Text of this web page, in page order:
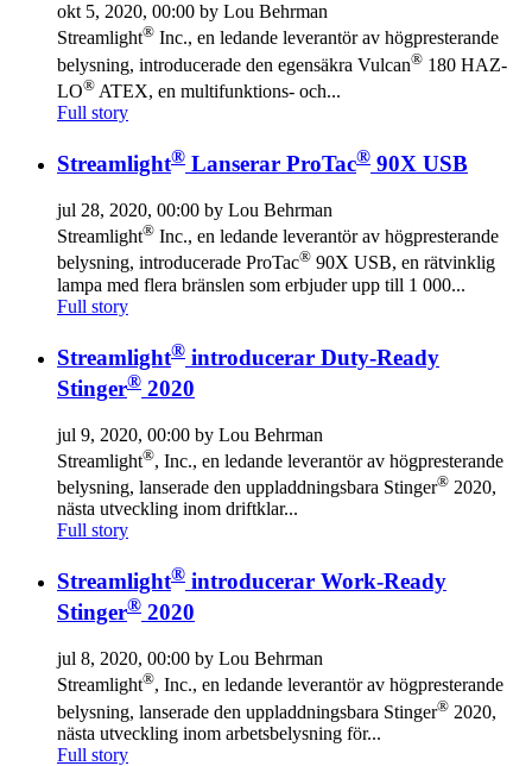
okt 5, 2020, 00:00 by Lou Behrman
Streamlight® Inc., en ledande leverantör av högpresterande
belysning, introducerade den egensäkra Vulcan® 180 HAZ-
LO® ATEX, en multifunktions- och...
Full story
Streamlight® Lanserar ProTac® 90X USB
jul 28, 2020, 00:00 by Lou Behrman
Streamlight® Inc., en ledande leverantör av högpresterande
belysning, introducerade ProTac® 90X USB, en rätvinklig
lampa med flera bränslen som erbjuder upp till 1 000...
Full story
Streamlight® introducerar Duty-Ready
Stinger® 2020
jul 9, 2020, 00:00 by Lou Behrman
Streamlight®, Inc., en ledande leverantör av högpresterande
belysning, lanserade den uppladdningsbara Stinger® 2020,
nästa utveckling inom driftklar...
Full story
Streamlight® introducerar Work-Ready
Stinger® 2020
jul 8, 2020, 00:00 by Lou Behrman
Streamlight®, Inc., en ledande leverantör av högpresterande
belysning, lanserade den uppladdningsbara Stinger® 2020,
nästa utveckling inom arbetsbelysning för...
Full story